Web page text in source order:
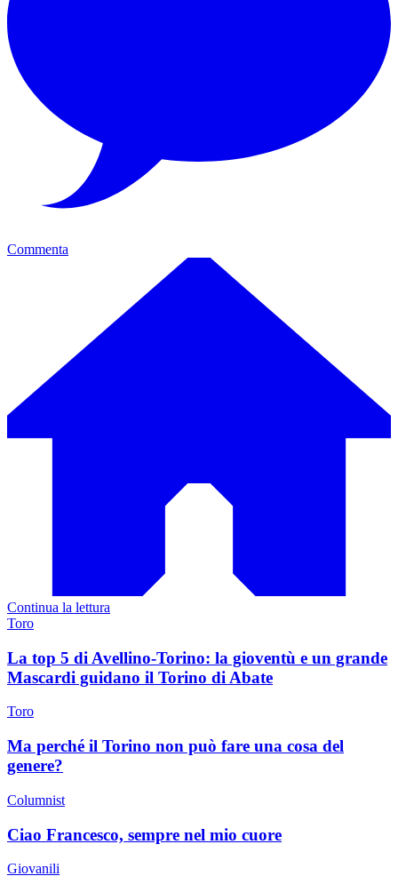
Commenta
Continua la lettura
Toro
La top 5 di Avellino-Torino: la gioventù e un grande
Mascardi guidano il Torino di Abate
Toro
Ma perché il Torino non può fare una cosa del
genere?
Columnist
Ciao Francesco, sempre nel mio cuore
Giovanili